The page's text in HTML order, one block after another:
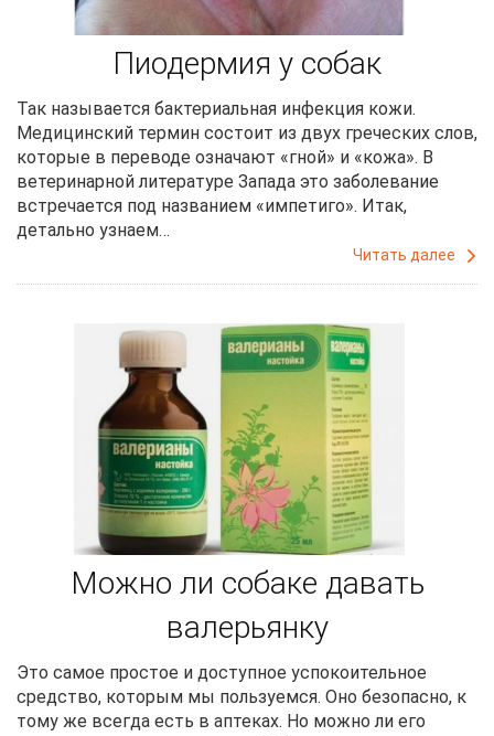
Пиодермия у собак
Так называется бактериальная инфекция кожи.
Медицинский термин состоит из двух греческих слов,
которые в переводе означают «гной» и «кожа». В
ветеринарной литературе Запада это заболевание
встречается под названием «импетиго». Итак,
детально узнаем…
Читать далее
Можно ли собаке давать
валерьянку
Это самое простое и доступное успокоительное
средство, которым мы пользуемся. Оно безопасно, к
тому же всегда есть в аптеках. Но можно ли его